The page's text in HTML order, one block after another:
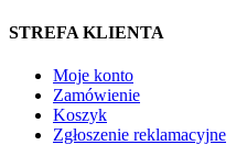
STREFA KLIENTA
Moje konto
Zamówienie
Koszyk
Zgłoszenie reklamacyjne